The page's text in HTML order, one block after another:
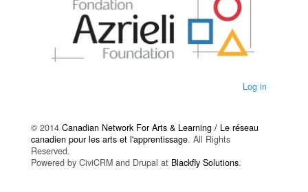
Log in
© 2014 Canadian Network For Arts & Learning / Le réseau
canadien pour les arts et l'apprentissage. All Rights
Reserved.
Powered by CiviCRM and Drupal at Blackfly Solutions.